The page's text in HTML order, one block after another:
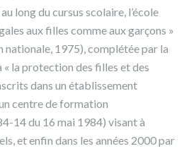
long du cursus scolaire, l’école
aux filles comme aux garçons »
nationale, 1975), complétée par la
la protection des filles et des
dans un établissement
centre de formation
14 du 16 mai 1984) visant à
et enfin dans les années 2000 par